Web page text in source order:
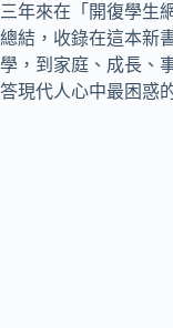
三年來在「開復學生
總結，收錄在這本新
學，到家庭、成長、
答現代人心中最困惑